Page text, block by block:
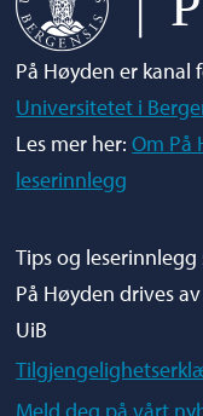
På Høyden er
Universitetet i
Les mer her:Om På
leserinnlegg
Tips og leserinnlegg
På Høyden drives av
UiB
Meld deg på vårt